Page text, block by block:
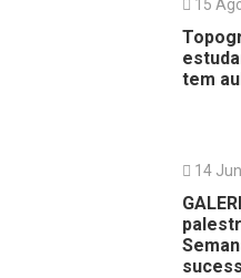
15
tem
14 Jun